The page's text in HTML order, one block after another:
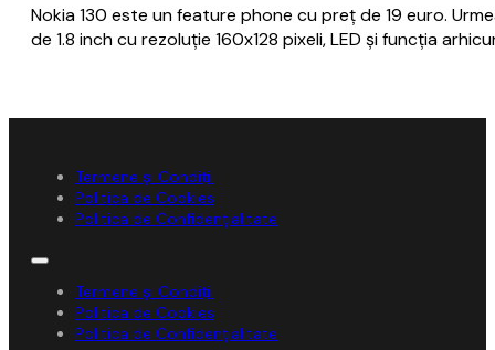
Nokia 130 este un feature phone cu preț de 19 euro.
de 1.8 inch cu rezoluție 160x128 pixeli, LED și funcția
Termene și Condiții
Politica de Cookies
Politica de Confidențialitate
Termene și Condiții
Politica de Cookies
Politica de Confidențialitate